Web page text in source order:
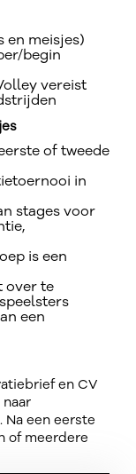
en meisjes)
begin
vereist
of tweede
in
stages voor
is een
over te
een
en CV
Na een eerste
of meerdere